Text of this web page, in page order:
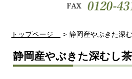
トップページ 静岡産やぶきた深
静岡産やぶきた深むし